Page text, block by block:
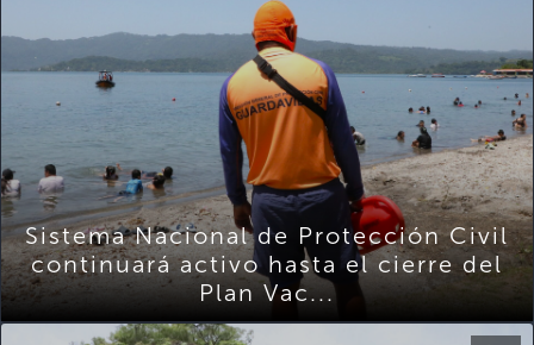
Sistema Nacional de Protección Civil
continuará activo hasta el cierre del
Plan Vac...